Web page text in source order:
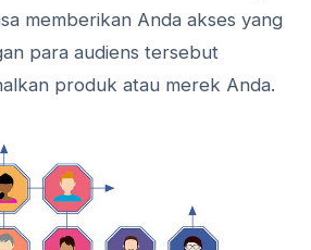
memberikan Anda akses yang
para audiens tersebut
produk atau merek Anda.